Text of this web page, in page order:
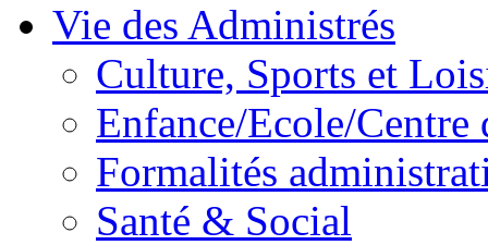
Vie des Administrés
Culture, Sports et
Enfance/Ecole/Centre
Formalités
Santé & Social